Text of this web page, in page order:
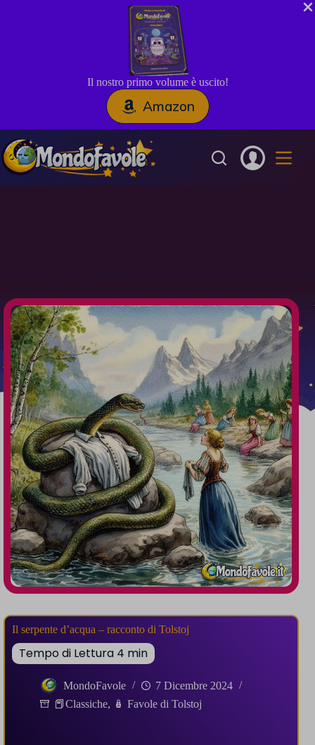
Il nostro primo volume è uscito!
Amazon
al
contenuto
Il serpente d’acqua – racconto di Tolstoj
MondoFavole
7 Dicembre 2024
📕Classiche, 🪆 Favole di Tolstoj